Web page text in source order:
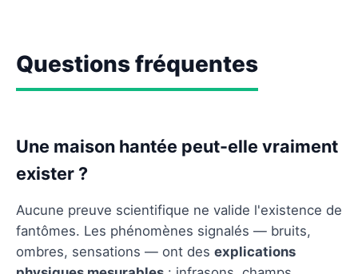
Questions fréquentes
Une maison hantée peut-elle vraiment
exister ?
Aucune preuve scientifique ne valide l'existence de
fantômes. Les phénomènes signalés — bruits,
ombres, sensations — ont des explications